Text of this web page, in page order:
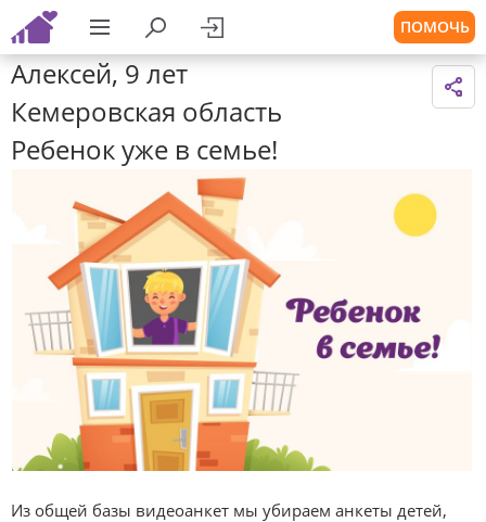
ПОМОЧЬ
Алексей, 9 лет
Кемеровская область
Ребенок уже в семье!
Из общей базы видеоанкет мы убираем анкеты детей,